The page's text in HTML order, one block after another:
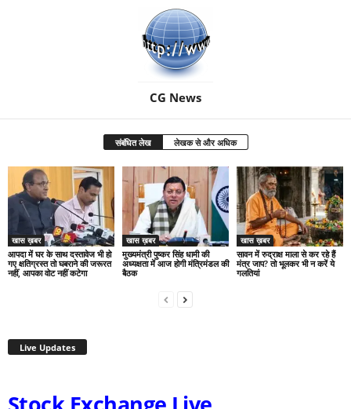
CG News
संबंधित लेख लेखक से और अधिक
खास ख़बर
आपदा में घर के साथ दस्तावेज भी हो
गए क्षतिग्रस्त तो घबराने की जरूरत
नहीं, आपका वोट नहीं कटेगा
खास ख़बर
मुख्यमंत्री पुष्कर सिंह धामी की
अध्यक्षता में आज होगी मंत्रिमंडल की
बैठक
खास ख़बर
सावन में रुद्राक्ष माला से कर रहे हैं
मंत्र जाप? तो भूलकर भी न करें ये
गलतियां
Live Updates